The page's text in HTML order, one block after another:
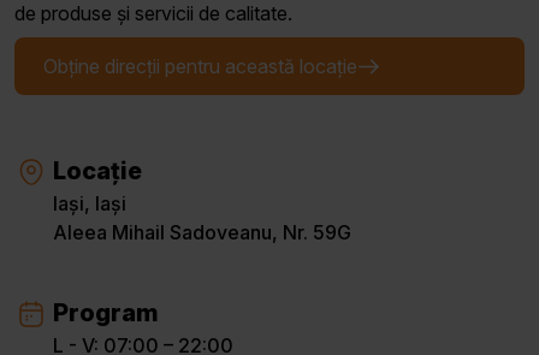
de produse și servicii de calitate.
Obține direcții pentru această locație
Locație
Iași, Iași
Aleea Mihail Sadoveanu, Nr. 59G
Program
L - V: 07:00 – 22:00